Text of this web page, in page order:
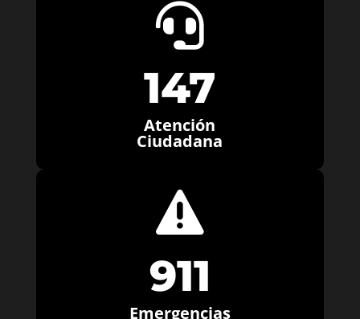

147
Atención
Ciudadana

911
Emergencias